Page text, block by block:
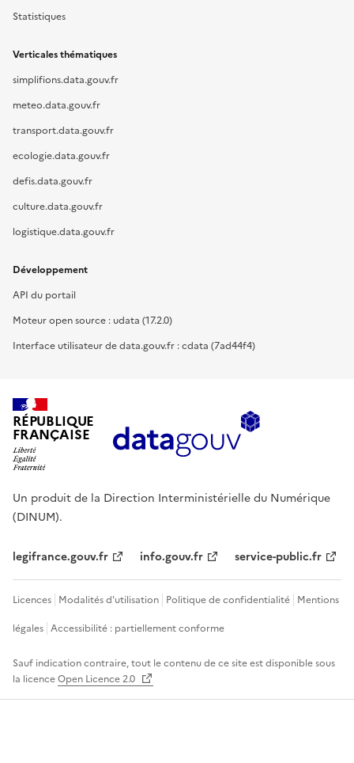
Statistiques
Verticales thématiques
simplifions.data.gouv.fr
meteo.data.gouv.fr
transport.data.gouv.fr
ecologie.data.gouv.fr
defis.data.gouv.fr
culture.data.gouv.fr
logistique.data.gouv.fr
Développement
API du portail
Moteur open source : udata (17.2.0)
Interface utilisateur de data.gouv.fr : cdata (7ad44f4)
RÉPUBLIQUE
FRANÇAISE
Un produit de la Direction Interministérielle du Numérique
(DINUM).
legifrance.gouv.fr info.gouv.fr service-public.fr
Licences Modalités d'utilisation Politique de confidentialité Mentions
légales Accessibilité : partiellement conforme
Sauf indication contraire, tout le contenu de ce site est disponible sous
la licenceOpen Licence 2.0